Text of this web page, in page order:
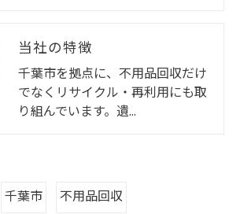
当社の特徴
千葉市を拠点に、不用品回収だけ
でなくリサイクル・再利用にも取
り組んでいます。遺…
千葉市 不用品回収